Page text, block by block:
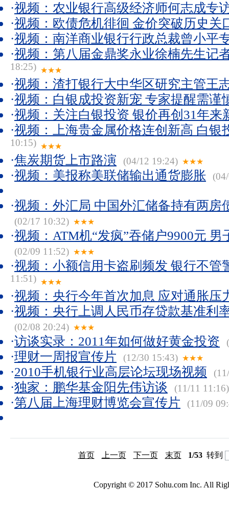
·视频：农业银行高级经济师何志成专
·视频：欧债危机徘徊 金价突破历史关
·视频：南洋商业银行行政总裁曾小平
·视频：第八届金鼎奖永业徐楠先生记
18:25) ★★★
·视频：渣打银行大中华区研究主管王
·视频：白银成投资新宠 专家提醒需谨
·视频：关注白银投资 银价再创31年来
·视频：上海贵金属价格连创新高 白银
10:15) ★★★
·焦炭期货上市路演 (04/12 19:24) ★★★
·视频：美报称美联储输出通货膨胀
·视频：外汇局 中国外汇储备持有两房
(02/17 10:32) ★★★
·视频：ATM机“发疯”吞储户9900元 男
(02/09 11:52) ★★★
·视频：小额信用卡盗刷频发 银行不管
11:51) ★★★
·视频：央行今年首次加息 应对通胀压
·视频：央行上调人民币存贷款基准利
(02/08 20:24) ★★★
·访谈实录：2011年如何做好黄金投资
·理财一周报宣传片 (12/30 15:43) ★★★
·2010手机银行业高层论坛现场视频
·独家：鹏华基金阳先伟访谈 (11/11 11:16)
·第八届上海理财博览会宣传片 (11/09
首页 上一页 下一页 末页 1/53转到
Copyright © 2017 Sohu.com Inc. All